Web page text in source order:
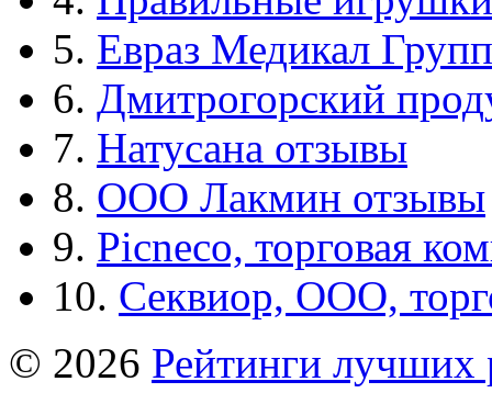
5. Евраз Медикал Групп
6. Дмитрогорский
7. Натусана отзывы
8. ООО Лакмин отзывы
9. Picneco, торговая
10. Секвиор, ООО,
© 2026 Рейтинги лучших